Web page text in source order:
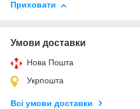
Приховати
Умови доставки
Нова Пошта
Укрпошта
Всі умови доставки